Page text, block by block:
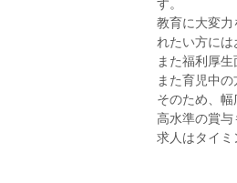
す。
教育に大変力
れたい方には
また福利厚
また育児中
そのため、幅
高水準の賞与
求人はタイミ